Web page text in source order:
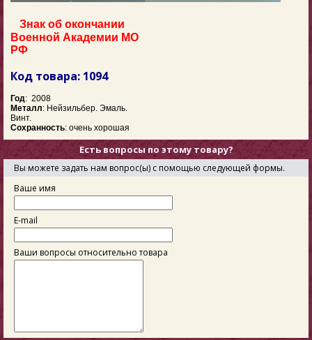
Знак об окончании
Военной Академии МО
РФ
Код товара: 1094
Год: 2008
Металл: Нейзильбер. Эмаль.
Винт.
Сохранность: очень хорошая
Есть вопросы по этому товару?
Вы можете задать нам вопрос(ы) с помощью следующей формы.
Ваше имя
E-mail
Ваши вопросы относительно товара